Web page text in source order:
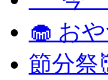
🧁 お
節分祭